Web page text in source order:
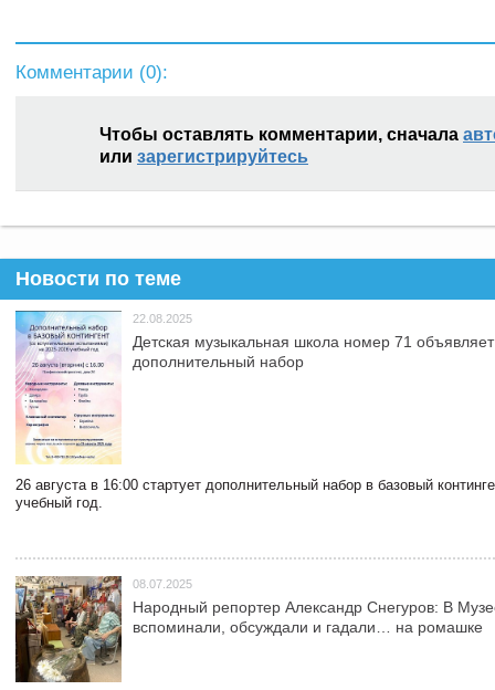
Комментарии (0):
Чтобы оставлять комментарии, сначала
или зарегистрируйтесь
Новости по теме
22.08.2025
Детская музыкальная школа номер 71 объявляет
дополнительный набор
26 августа в 16:00 стартует дополнительный набор в базовый
учебный год.
08.07.2025
Народный репортер Александр Снегуров: В
вспоминали, обсуждали и гадали… на ромашке